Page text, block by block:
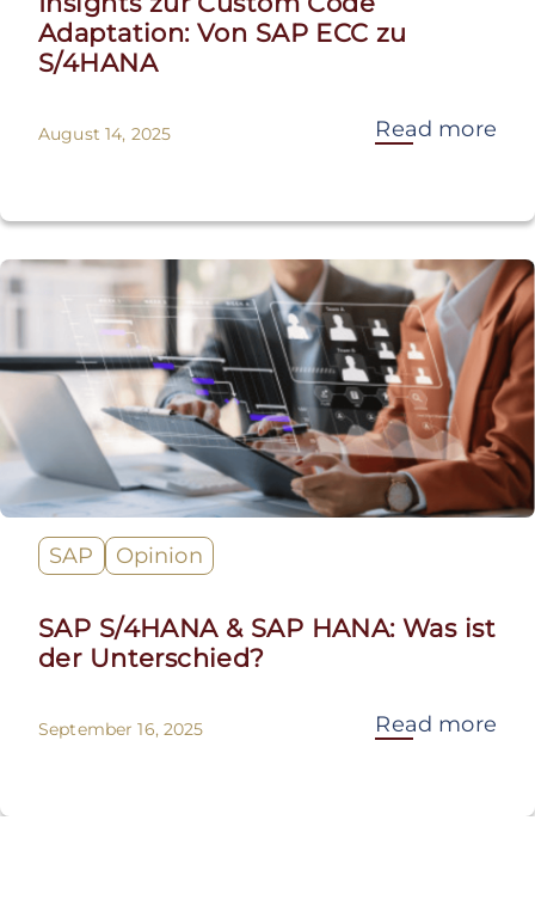
Adaptation: Von SAP ECC zu
S/4HANA
August 14, 2025 Read more
SAP Opinion
SAP S/4HANA & SAP HANA: Was ist
der Unterschied?
September 16, 2025 Read more